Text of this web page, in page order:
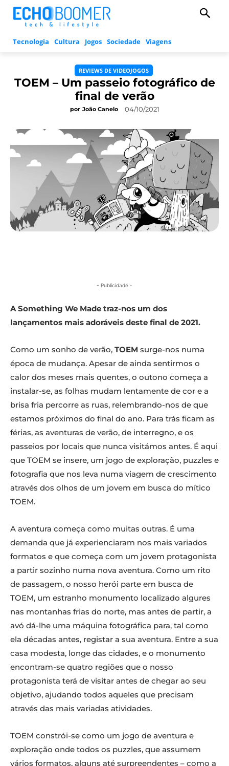
Tecnologia Cultura Jogos Sociedade Viagens
REVIEWS DE VIDEOJOGOS
TOEM – Um passeio fotográfico de
final de verão
por João Canelo 04/10/2021
- Publicidade -
A Something We Made traz-nos um dos
lançamentos mais adoráveis deste final de 2021.
Como um sonho de verão, TOEM surge-nos numa
época de mudança. Apesar de ainda sentirmos o
calor dos meses mais quentes, o outono começa a
instalar-se, as folhas mudam lentamente de cor e a
brisa fria percorre as ruas, relembrando-nos de que
estamos próximos do final do ano. Para trás ficam as
férias, as aventuras de verão, de interregno, e os
passeios por locais que nunca visitámos antes. É aqui
que TOEM se insere, um jogo de exploração, puzzles e
fotografia que nos leva numa viagem de crescimento
através dos olhos de um jovem em busca do mítico
TOEM.
A aventura começa como muitas outras. É uma
demanda que já experienciaram nos mais variados
formatos e que começa com um jovem protagonista
a partir sozinho numa nova aventura. Como um rito
de passagem, o nosso herói parte em busca de
TOEM, um estranho monumento localizado algures
nas montanhas frias do norte, mas antes de partir, a
avó dá-lhe uma máquina fotográfica para, tal como
ela décadas antes, registar a sua aventura. Entre a sua
casa modesta, longe das cidades, e o monumento
encontram-se quatro regiões que o nosso
protagonista terá de visitar antes de chegar ao seu
objetivo, ajudando todos aqueles que precisam
através das mais variadas atividades.
TOEM constrói-se como um jogo de aventura e
exploração onde todos os puzzles, que assumem
vários formatos, alguns até surpreendentes – como a